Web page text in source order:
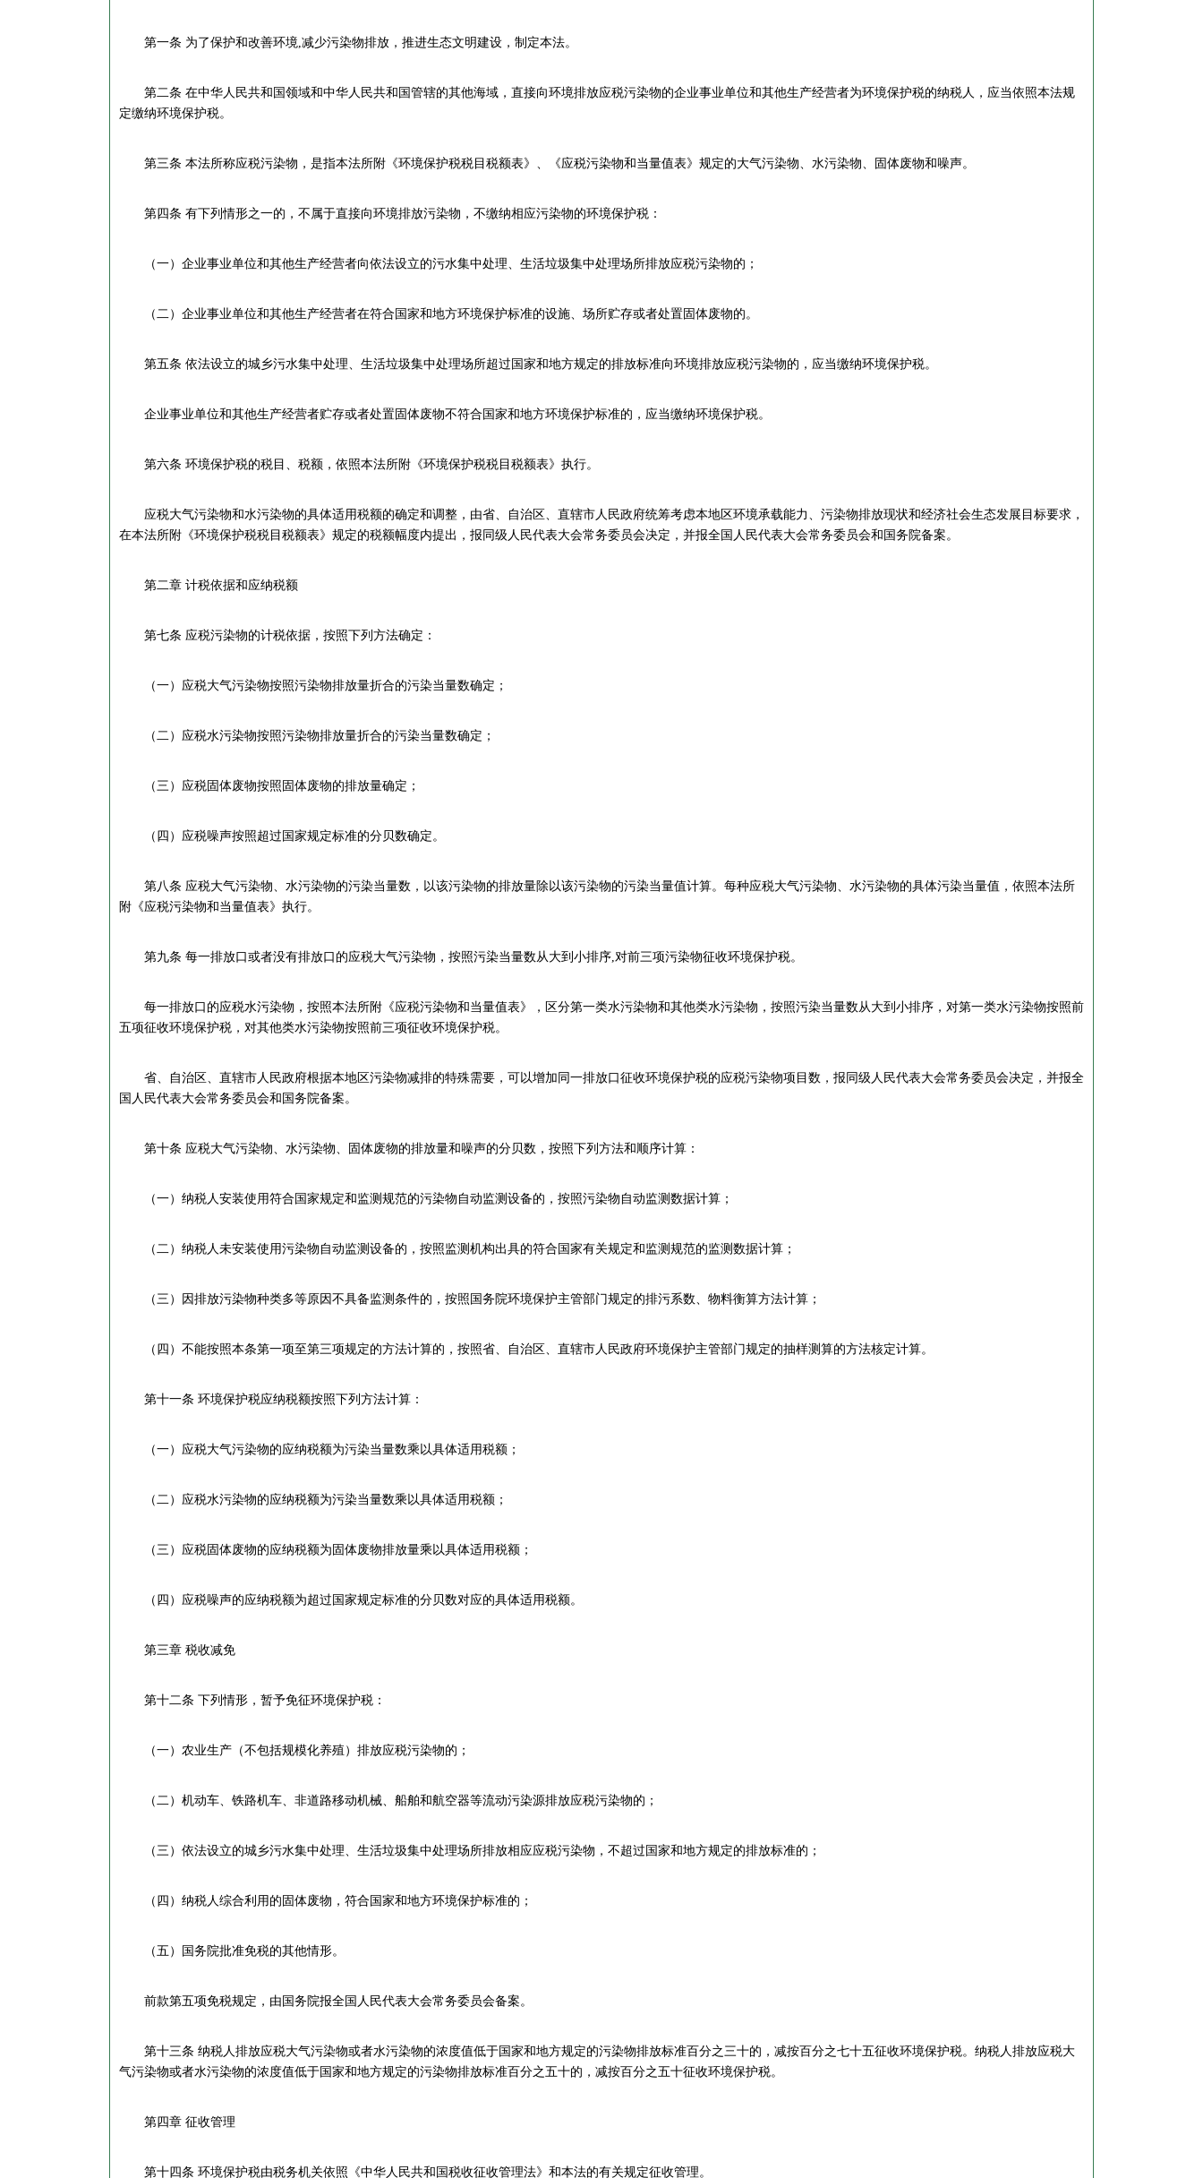
第一条 为了保护和改善环境,减少污染物排放，推进生态文明建设，制定本法。
第二条 在中华人民共和国领域和中华人民共和国管辖的其他海域，直接向环境排放应税污染物的企业事业单位和其他生产经营者为环境保护税的纳税人，应当依照本法规
定缴纳环境保护税。
第三条 本法所称应税污染物，是指本法所附《环境保护税税目税额表》、《应税污染物和当量值表》规定的大气污染物、水污染物、固体废物和噪声。
第四条 有下列情形之一的，不属于直接向环境排放污染物，不缴纳相应污染物的环境保护税：
（一）企业事业单位和其他生产经营者向依法设立的污水集中处理、生活垃圾集中处理场所排放应税污染物的；
（二）企业事业单位和其他生产经营者在符合国家和地方环境保护标准的设施、场所贮存或者处置固体废物的。
第五条 依法设立的城乡污水集中处理、生活垃圾集中处理场所超过国家和地方规定的排放标准向环境排放应税污染物的，应当缴纳环境保护税。
企业事业单位和其他生产经营者贮存或者处置固体废物不符合国家和地方环境保护标准的，应当缴纳环境保护税。
第六条 环境保护税的税目、税额，依照本法所附《环境保护税税目税额表》执行。
应税大气污染物和水污染物的具体适用税额的确定和调整，由省、自治区、直辖市人民政府统筹考虑本地区环境承载能力、污染物排放现状和经济社会生态发展目标要求，
在本法所附《环境保护税税目税额表》规定的税额幅度内提出，报同级人民代表大会常务委员会决定，并报全国人民代表大会常务委员会和国务院备案。
第二章 计税依据和应纳税额
第七条 应税污染物的计税依据，按照下列方法确定：
（一）应税大气污染物按照污染物排放量折合的污染当量数确定；
（二）应税水污染物按照污染物排放量折合的污染当量数确定；
（三）应税固体废物按照固体废物的排放量确定；
（四）应税噪声按照超过国家规定标准的分贝数确定。
第八条 应税大气污染物、水污染物的污染当量数，以该污染物的排放量除以该污染物的污染当量值计算。每种应税大气污染物、水污染物的具体污染当量值，依照本法所
附《应税污染物和当量值表》执行。
第九条 每一排放口或者没有排放口的应税大气污染物，按照污染当量数从大到小排序,对前三项污染物征收环境保护税。
每一排放口的应税水污染物，按照本法所附《应税污染物和当量值表》，区分第一类水污染物和其他类水污染物，按照污染当量数从大到小排序，对第一类水污染物按照前
五项征收环境保护税，对其他类水污染物按照前三项征收环境保护税。
省、自治区、直辖市人民政府根据本地区污染物减排的特殊需要，可以增加同一排放口征收环境保护税的应税污染物项目数，报同级人民代表大会常务委员会决定，并报全
国人民代表大会常务委员会和国务院备案。
第十条 应税大气污染物、水污染物、固体废物的排放量和噪声的分贝数，按照下列方法和顺序计算：
（一）纳税人安装使用符合国家规定和监测规范的污染物自动监测设备的，按照污染物自动监测数据计算；
（二）纳税人未安装使用污染物自动监测设备的，按照监测机构出具的符合国家有关规定和监测规范的监测数据计算；
（三）因排放污染物种类多等原因不具备监测条件的，按照国务院环境保护主管部门规定的排污系数、物料衡算方法计算；
（四）不能按照本条第一项至第三项规定的方法计算的，按照省、自治区、直辖市人民政府环境保护主管部门规定的抽样测算的方法核定计算。
第十一条 环境保护税应纳税额按照下列方法计算：
（一）应税大气污染物的应纳税额为污染当量数乘以具体适用税额；
（二）应税水污染物的应纳税额为污染当量数乘以具体适用税额；
（三）应税固体废物的应纳税额为固体废物排放量乘以具体适用税额；
（四）应税噪声的应纳税额为超过国家规定标准的分贝数对应的具体适用税额。
第三章 税收减免
第十二条 下列情形，暂予免征环境保护税：
（一）农业生产（不包括规模化养殖）排放应税污染物的；
（二）机动车、铁路机车、非道路移动机械、船舶和航空器等流动污染源排放应税污染物的；
（三）依法设立的城乡污水集中处理、生活垃圾集中处理场所排放相应应税污染物，不超过国家和地方规定的排放标准的；
（四）纳税人综合利用的固体废物，符合国家和地方环境保护标准的；
（五）国务院批准免税的其他情形。
前款第五项免税规定，由国务院报全国人民代表大会常务委员会备案。
第十三条 纳税人排放应税大气污染物或者水污染物的浓度值低于国家和地方规定的污染物排放标准百分之三十的，减按百分之七十五征收环境保护税。纳税人排放应税大
气污染物或者水污染物的浓度值低于国家和地方规定的污染物排放标准百分之五十的，减按百分之五十征收环境保护税。
第四章 征收管理
第十四条 环境保护税由税务机关依照《中华人民共和国税收征收管理法》和本法的有关规定征收管理。